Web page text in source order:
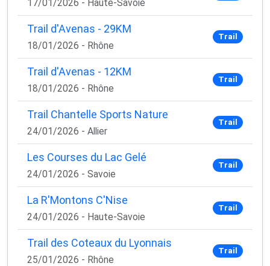
17/01/2026 - Haute-Savoie
Trail d'Avenas - 29KM
18/01/2026 - Rhône
Trail
Trail d'Avenas - 12KM
18/01/2026 - Rhône
Trail
Trail Chantelle Sports Nature
24/01/2026 - Allier
Trail
Les Courses du Lac Gelé
24/01/2026 - Savoie
Trail
La R'Montons C'Nise
24/01/2026 - Haute-Savoie
Trail
Trail des Coteaux du Lyonnais
25/01/2026 - Rhône
Trail